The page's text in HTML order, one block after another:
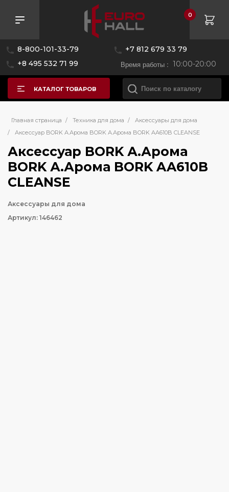
8-800-101-33-79
+7 812 679 33 79
+8 495 532 71 99
Время работы : 10:00-20:00
0
КАТАЛОГ ТОВАРОВ
Главная страница / Техника для дома /
Аксессуары для дома
/
Аксессуар BORK А.Арома BORK А.Арома BORK AA610B CLEANSE
Аксессуар BORK А.Арома
BORK А.Арома BORK AA610B
CLEANSE
Аксессуары для дома
Артикул: 146462